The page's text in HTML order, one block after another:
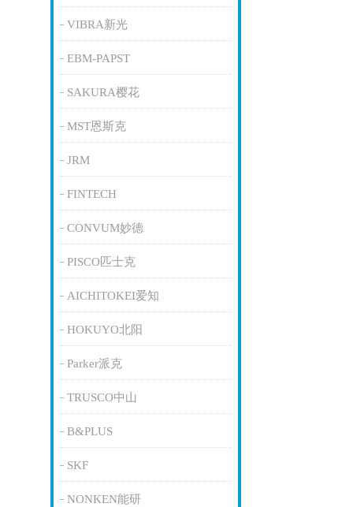
VIBRA新光
EBM-PAPST
SAKURA樱花
MST恩斯克
JRM
FINTECH
CONVUM妙德
PISCO匹士克
AICHITOKEI爱知
HOKUYO北阳
Parker派克
TRUSCO中山
B&PLUS
SKF
NONKEN能研